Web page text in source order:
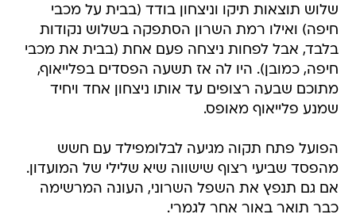
שלוש תוצאות תיקו וניצחון בודד (בבית על מכבי
חיפה) ואילו רמת השרון הסתפקה בשלוש נקודות
בלבד, אבל לפחות ניצחה פעם אחת (בבית את מכבי
חיפה, כמובן). היו לה אז תשעה הפסדים בפלייאוף,
מתוכם שבעה רצופים עד אותו ניצחון אחד ויחיד
שמנע פלייאוף מאופס.
הפועל פתח תקוה מגיעה לבלומפילד עם חשש
מהפסד שביעי רצוף שישווה שיא שלילי של המועדון.
אם גם תנפץ את השפל השרוני, העונה המרשימה
כבר תואר באור אחר לגמרי.